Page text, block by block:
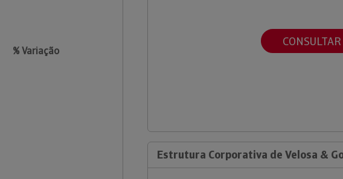
% Variação
CONSULTAR
Estrutura Corporativa de Velosa &